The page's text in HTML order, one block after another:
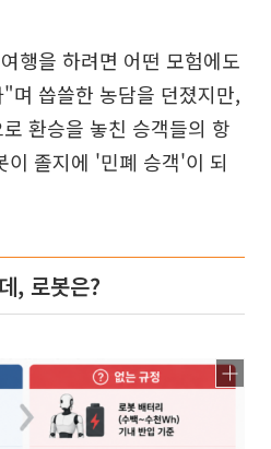
행을 하려면 어떤 모험에도
며 씁쓸한 농담을 던졌지만,
환승을 놓친 승객들의 항
이 졸지에 '민폐 승객'이 되
, 로봇은?